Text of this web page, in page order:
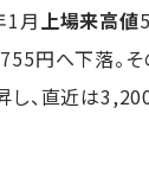
月上場来高値
円へ下落。
、直近は